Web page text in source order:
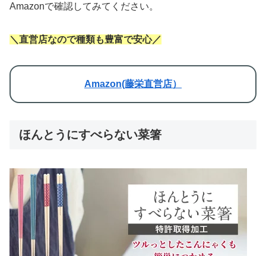
Amazonで確認してみてください。
＼直営店なので種類も豊富で安心／
Amazon(藤栄直営店）
ほんとうにすべらない菜箸